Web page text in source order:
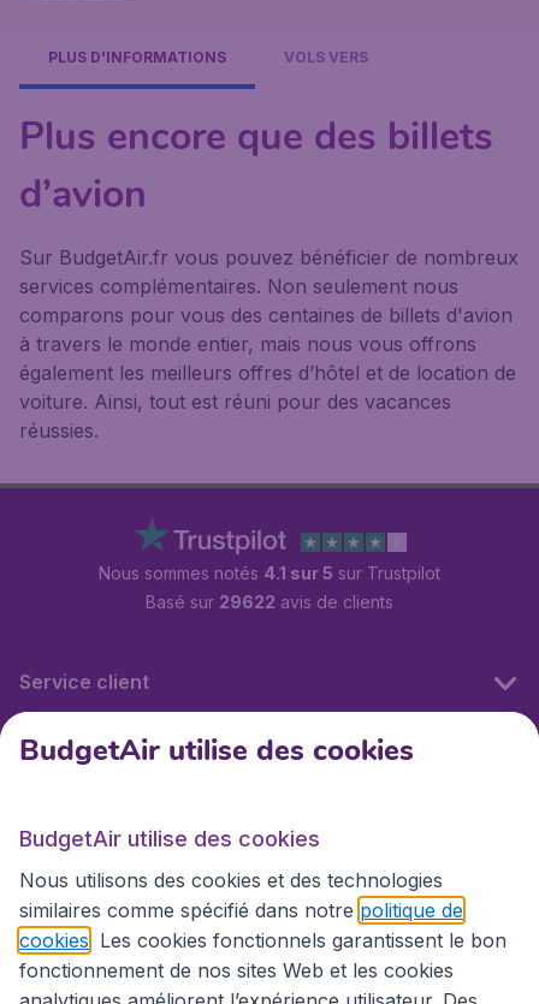
PLUS D'INFORMATIONS VOLS VERS
Plus encore que des billets
d’avion
Sur BudgetAir.fr vous pouvez bénéficier de nombreux
services complémentaires. Non seulement nous
comparons pour vous des centaines de billets d'avion
à travers le monde entier, mais nous vous offrons
également les meilleurs offres d’hôtel et de location de
voiture. Ainsi, tout est réuni pour des vacances
réussies.
Nous sommes notés 4.1 sur 5 sur Trustpilot
Basé sur 29622 avis de clients
Service client
BudgetAir.fr
Sites internationaux
BudgetAir utilise des cookies
BudgetAir utilise des cookies
Nous utilisons des cookies et des technologies
similaires comme spécifié dans notre politique de
cookies . Les cookies fonctionnels garantissent le bon
fonctionnement de nos sites Web et les cookies